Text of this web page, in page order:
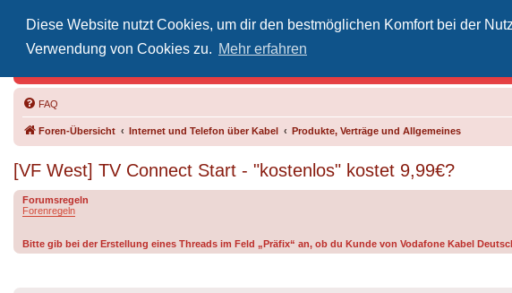
Diese Website nutzt Cookies, um dir den bestmöglichen Komfort bei der
Verwendung von Cookies zu. Mehr erfahren
FAQ
Foren-Übersicht Internet und Telefon über Kabel Produkte, Verträge und Allgemeines
[VF West] TV Connect Start - "kostenlos" kostet 9,99€?
Forumsregeln
Forenregeln
Bitte gib bei der Erstellung eines Threads im Feld „Präfix“ an, ob du Kunde von Vodafone Kabel